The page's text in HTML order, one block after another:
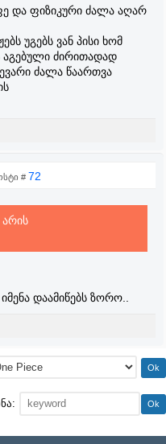
და ფიზიკური ძალა აღარ
უგებს ვან პისი ხომ
აგებული ძირითადად
ძალა წაართვა
# 72
დაამიწებს ზორო..